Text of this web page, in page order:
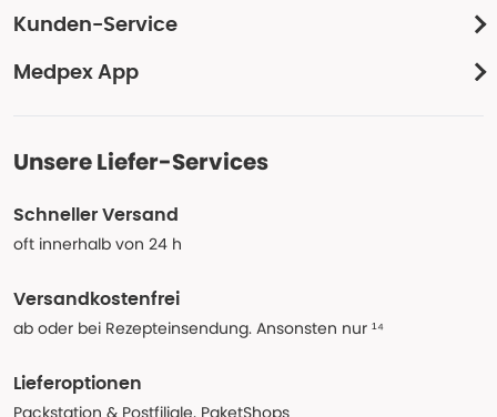
Kunden-Service
Medpex App
Unsere Liefer-Services
Schneller Versand
oft innerhalb von 24 h
Versandkostenfrei
ab oder bei Rezepteinsendung. Ansonsten nur ¹⁴
Lieferoptionen
Packstation & Postfiliale, PaketShops